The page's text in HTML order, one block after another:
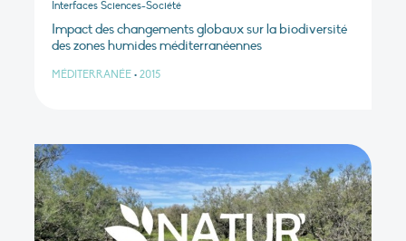
Interfaces Sciences-Société
Impact des changements globaux sur la biodiversité
des zones humides méditerranéennes
MÉDITERRANÉE • 2015